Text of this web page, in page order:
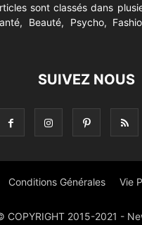
sont classés dans
Beauté, Psycho,
SUIVEZ NOUS
Conditions Générales Vie
COPYRIGHT 2015-2021 -